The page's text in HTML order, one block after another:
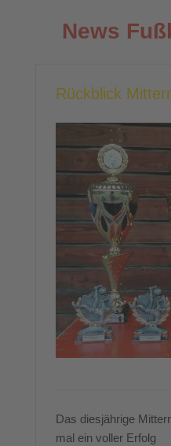
News
Rückblick
Das diesjährige
mal ein voller Erfolg